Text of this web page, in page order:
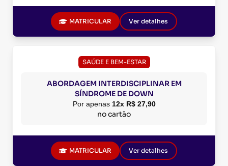
MATRICULAR Ver detalhes
SAÚDE E BEM-ESTAR
ABORDAGEM INTERDISCIPLINAR EM
SÍNDROME DE DOWN
Por apenas 12x R$ 27,90
no cartão
MATRICULAR Ver detalhes